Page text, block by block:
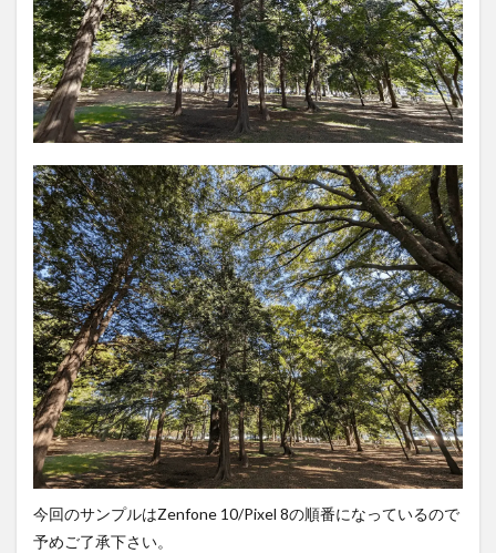
今回のサンプルはZenfone 10/Pixel 8の順番になっているので
予めご了承下さい。